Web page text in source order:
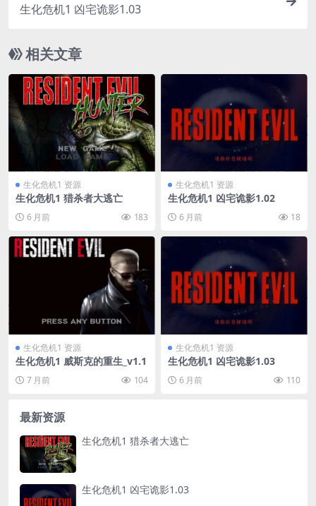
生化危机1 凶宅诡影1.03
相关文章
生化危机1 资源
生化危机1 猎杀者大逃亡
6 月前 183
生化危机1 资源
生化危机1 凶宅诡影1.02
6 月前 18
生化危机1 资源
生化危机1 威斯克的重生_v1.1
7 月前 104
生化危机1 资源
生化危机1 凶宅诡影1.03
6 月前 110
最新资源
生化危机1 猎杀者大逃亡
生化危机1 凶宅诡影1.03